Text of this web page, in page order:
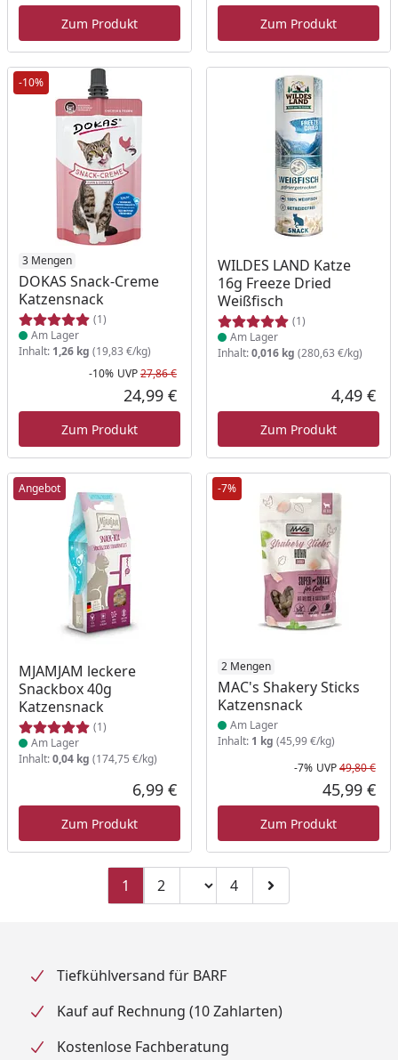
Zum Produkt Zum Produkt
-10%
3 Mengen
DOKAS Snack-Creme
Katzensnack
(1)
Produkt am Lager
Am Lager
Inhalt: 1,26 kg (19,83 €/kg)
Rabatt in Prozent
-10%
Ursprünglicher Preis
UVP27,86 €
Aktueller Preis
24,99 €
Zum Produkt
WILDES LAND Katze
16g Freeze Dried
Weißfisch
(1)
Produkt am Lager
Am Lager
Inhalt:0,016 kg (280,63 €/kg)
4,49 €
Zum Produkt
Angebot
MJAMJAM leckere
Snackbox 40g
Katzensnack
(1)
Produkt am Lager
Am Lager
Inhalt:0,04 kg (174,75 €/kg)
Aktueller Preis
6,99 €
Zum Produkt
-7%
2 Mengen
MAC's Shakery Sticks
Katzensnack
Produkt am Lager
Am Lager
Inhalt: 1 kg (45,99 €/kg)
-7% UVP49,80 €
45,99 €
Zum Produkt
1 Zu Seite 2
2 Seitenzahl ändern
Zu Seite 4
4 Zur nächsten Seite
Tiefkühlversand für BARF
Kauf auf Rechnung (10 Zahlarten)
Kostenlose Fachberatung